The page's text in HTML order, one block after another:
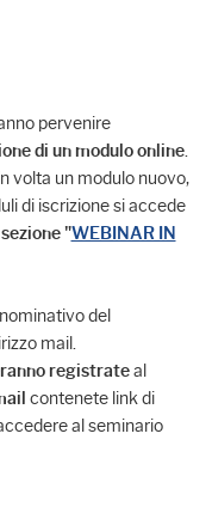
pervenire
di un modulo online.
volta un modulo nuovo,
di iscrizione si accede
"WEBINAR IN
del
mail.
registrateal
contenete link di
al seminario